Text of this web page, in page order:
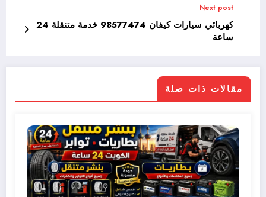
Next post
كهربائي سيارات كيفان 98577474 خدمة متنقلة 24
ساعة
مقالات ذات صلة